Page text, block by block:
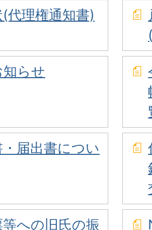
代理権通知書)
らせ
届出書につい
への旧⽒の振